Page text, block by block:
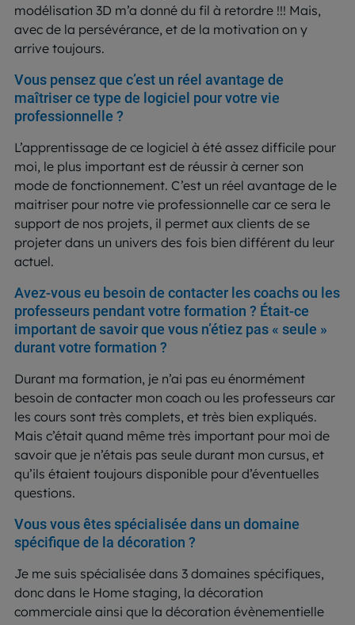
modélisation 3D m’a donné du fil à retordre !!! Mais,
avec de la persévérance, et de la motivation on y
arrive toujours.
Vous pensez que c’est un réel avantage de
maîtriser ce type de logiciel pour votre vie
professionnelle ?
L’apprentissage de ce logiciel à été assez difficile pour
moi, le plus important est de réussir à cerner son
mode de fonctionnement. C’est un réel avantage de le
maitriser pour notre vie professionnelle car ce sera le
support de nos projets, il permet aux clients de se
projeter dans un univers des fois bien différent du leur
actuel.
Avez-vous eu besoin de contacter les coachs ou les
professeurs pendant votre formation ? Était-ce
important de savoir que vous n’étiez pas « seule »
durant votre formation ?
Durant ma formation, je n’ai pas eu énormément
besoin de contacter mon coach ou les professeurs car
les cours sont très complets, et très bien expliqués.
Mais c’était quand même très important pour moi de
savoir que je n’étais pas seule durant mon cursus, et
qu’ils étaient toujours disponible pour d’éventuelles
questions.
Vous vous êtes spécialisée dans un domaine
spécifique de la décoration ?
Je me suis spécialisée dans 3 domaines spécifiques,
donc dans le Home staging, la décoration
commerciale ainsi que la décoration évènementielle